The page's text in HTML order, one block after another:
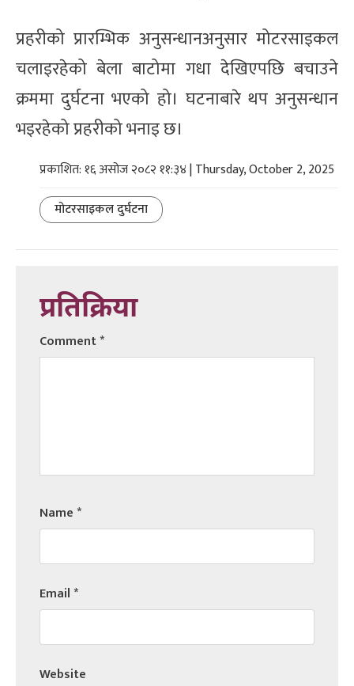
प्रहरीको प्रारम्भिक अनुसन्धानअनुसार मोटरसाइकल
चलाइरहेको बेला बाटोमा गधा देखिएपछि बचाउने
क्रममा दुर्घटना भएको हो। घटनाबारे थप अनुसन्धान
भइरहेको प्रहरीको भनाइ छ।
प्रकाशित: १६ असोज २०८२ ११:३४ | Thursday, October 2, 2025
मोटरसाइकल दुर्घटना
प्रतिक्रिया
Comment*
Name*
Email*
Website